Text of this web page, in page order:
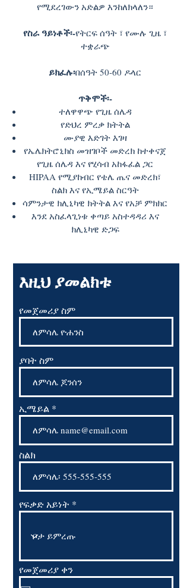
የሚደረገውን አድልዎ እንከለክላለን።
የስራ ዓይነቶች፡-የትርፍ ሰዓት ፣ የሙሉ ጊዜ ፣
ተቋራጭ
ይክፈሉ፡በሰዓት 50-60 ዶላር
ጥቅሞች፡-
ተለዋዋጭ የጊዜ ሰሌዳ
የድህረ ምረቃ ክትትል
ሙያዊ እድገት እገዛ
የኤሌክትሮኒክስ መዝገቦች መድረክ ከተቀናጀ
የጊዜ ሰሌዳ እና የሂሳብ አከፋፈል ጋር
HIPAA የሚያከብር የቴሌ ጤና መድረክ፣
ስልክ እና የኢሜይል ስርዓት
ሳምንታዊ ክሊኒካዊ ክትትል እና የአቻ ምክክር
እንደ አስፈላጊነቱ ቀጣይ አስተዳዳሪ እና
ክሊኒካዊ ድጋፍ
እዚህ ያመልክቱ
የመጀመሪያ ስም
ያባት ስም
ኢሜይል
ስልክ
የፍቃድ አይነት
የመጀመሪያ ቀን